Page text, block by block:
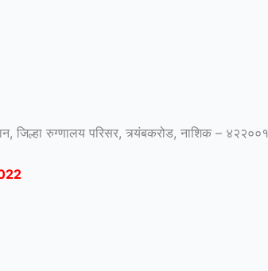
जिल्हा रुग्णालय परिसर, त्र्यंबकरोड, नाशिक – ४२२००१